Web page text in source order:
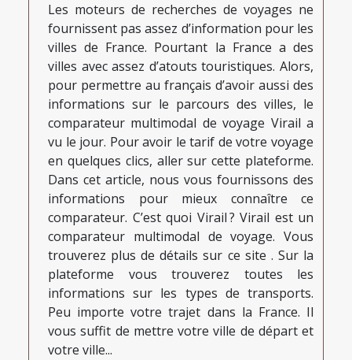
Les moteurs de recherches de voyages ne
fournissent pas assez d’information pour les
villes de France. Pourtant la France a des
villes avec assez d’atouts touristiques. Alors,
pour permettre au français d’avoir aussi des
informations sur le parcours des villes, le
comparateur multimodal de voyage Virail a
vu le jour. Pour avoir le tarif de votre voyage
en quelques clics, aller sur cette plateforme.
Dans cet article, nous vous fournissons des
informations pour mieux connaître ce
comparateur. C’est quoi Virail ? Virail est un
comparateur multimodal de voyage. Vous
trouverez plus de détails sur ce site . Sur la
plateforme vous trouverez toutes les
informations sur les types de transports.
Peu importe votre trajet dans la France. Il
vous suffit de mettre votre ville de départ et
votre ville...